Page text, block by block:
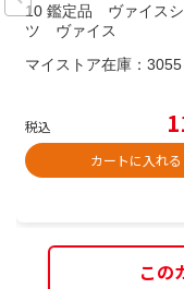
10 鑑定品 ヴァイス
ツ ヴァイス
マイストア在庫： 3055
税込
カートに入れる
この